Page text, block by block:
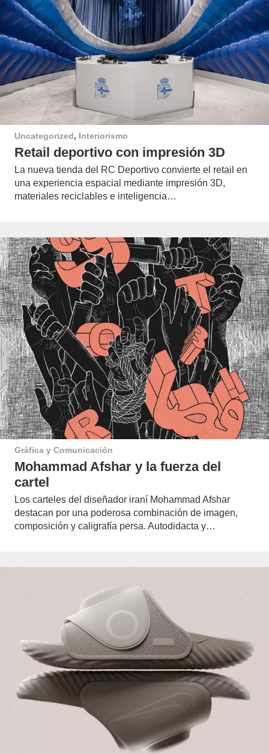
Uncategorized, Interiorismo
Retail deportivo con impresión 3D
La nueva tienda del RC Deportivo convierte el retail en
una experiencia espacial mediante impresión 3D,
materiales reciclables e inteligencia…
Gráfica y Comunicación
Mohammad Afshar y la fuerza del
cartel
Los carteles del diseñador iraní Mohammad Afshar
destacan por una poderosa combinación de imagen,
composición y caligrafía persa. Autodidacta y…